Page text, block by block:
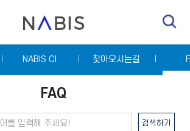
N
A
I
S
NABIS CI 찾아오시는길
FAQ
검색하기